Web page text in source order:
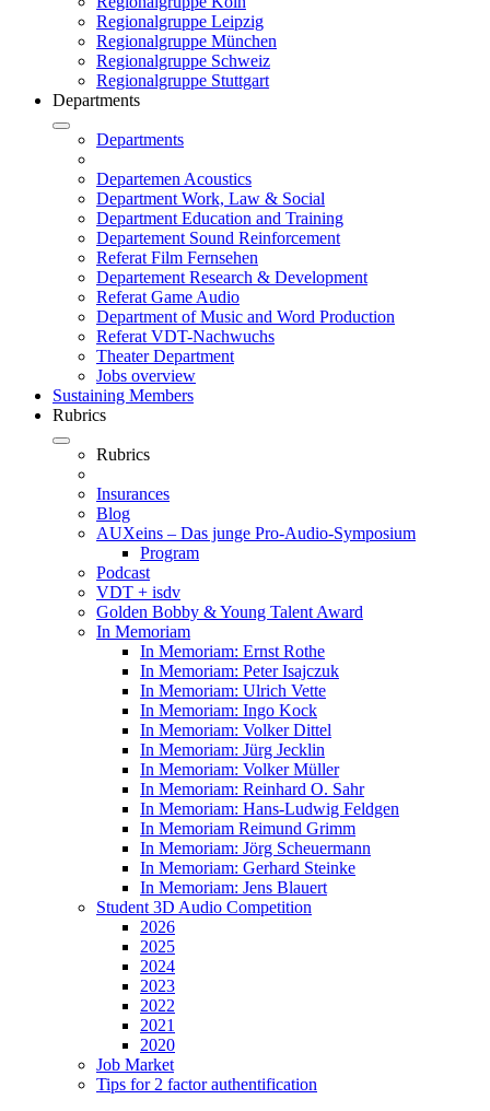
Regionalgruppe Leipzig
Regionalgruppe München
Regionalgruppe Schweiz
Regionalgruppe Stuttgart
Departments
Departments
Departemen Acoustics
Department Work, Law & Social
Department Education and Training
Departement Sound Reinforcement
Referat Film Fernsehen
Departement Research & Development
Referat Game Audio
Department of Music and Word Production
Referat VDT-Nachwuchs
Theater Department
Jobs overview
Sustaining Members
Rubrics
Rubrics
Insurances
Blog
AUXeins – Das junge Pro-Audio-Symposium
Program
Podcast
VDT + isdv
Golden Bobby & Young Talent Award
In Memoriam
In Memoriam: Ernst Rothe
In Memoriam: Peter Isajczuk
In Memoriam: Ulrich Vette
In Memoriam: Ingo Kock
In Memoriam: Volker Dittel
In Memoriam: Jürg Jecklin
In Memoriam: Volker Müller
In Memoriam: Reinhard O. Sahr
In Memoriam: Hans-Ludwig Feldgen
In Memoriam Reimund Grimm
In Memoriam: Jörg Scheuermann
In Memoriam: Gerhard Steinke
In Memoriam: Jens Blauert
Student 3D Audio Competition
2026
2025
2024
2023
2022
2021
2020
Job Market
Tips for 2 factor authentification